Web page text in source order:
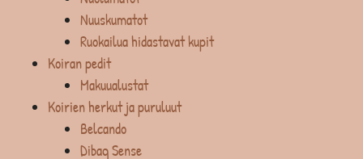
Nuuskumatot
Ruokailua hidastavat kupit
Koiran pedit
Makuualustat
Koirien herkut ja puruluut
Belcando
Dibaq Sense